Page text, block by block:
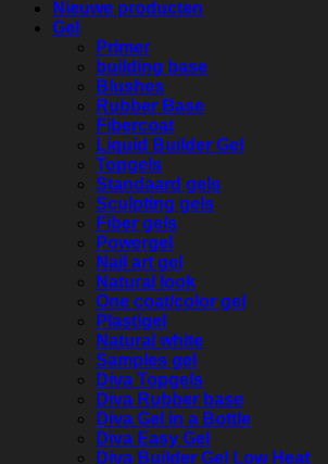
Nieuwe producten
Gel
Primer
building base
Blushes
Rubber Base
Fibercoat
Liquid Builder Gel
Topgels
Standaard gels
Sculpting gels
Fiber gels
Powergel
Nail art gel
Natural look
One coat/color gel
Plastigel
Natural white
Samples gel
Diva Topgels
Diva Rubber base
Diva Gel in a Bottle
Diva Easy Gel
Diva Builder Gel Low Heat